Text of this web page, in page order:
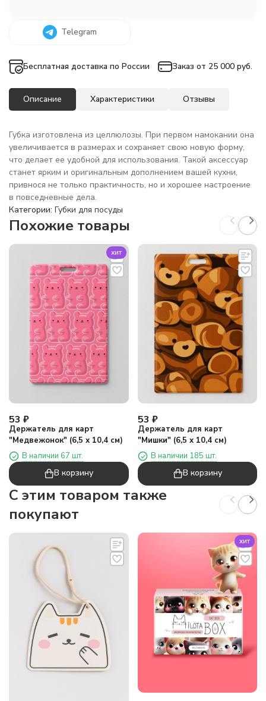
Telegram
Бесплатная доставка по России Заказ от 25 000 руб.
Описание Характеристики Отзывы
Губка изготовлена из целлюлозы. При первом намокании она
увеличивается в размерах и сохраняет свою новую форму,
что делает ее удобной для использования. Такой аксессуар
станет ярким и оригинальным дополнением вашей кухни,
привнося не только практичность, но и хорошее настроение
в повседневные дела.
Категории: Губки для посуды
Похожие товары
хит
53 ₽
Держатель для карт
"Медвежонок" (6,5 х 10,4 см)
В наличии 67 шт.
В корзину
53 ₽
Держатель для карт
"Мишки" (6,5 х 10,4 см)
В наличии 185 шт.
В корзину
C этим товаром также
покупают
хит